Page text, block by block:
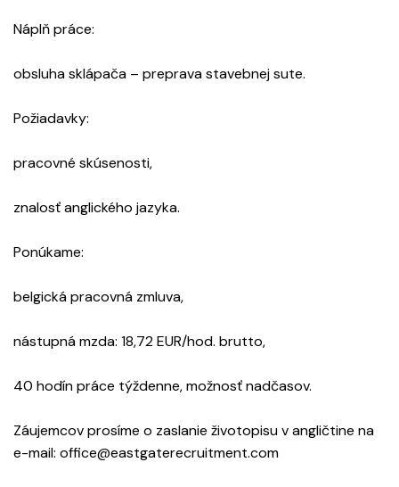
Náplň práce:
obsluha sklápača – preprava stavebnej sute.
Požiadavky:
pracovné skúsenosti,
znalosť anglického jazyka.
Ponúkame:
belgická pracovná zmluva,
nástupná mzda: 18,72 EUR/hod. brutto,
40 hodín práce týždenne, možnosť nadčasov.
Záujemcov prosíme o zaslanie životopisu v angličtine na
e-mail: office@eastgaterecruitment.com